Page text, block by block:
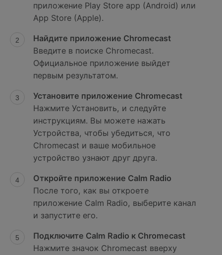
приложение Play Store app (Android) или
App Store (Apple).
Найдите приложение Chromecast
Введите в поиске Chromecast.
Официальное приложение выйдет
первым результатом.
Установите приложение Chromecast
Нажмите Установить, и следуйте
инструкциям. Вы можете нажать
Устройства, чтобы убедиться, что
Chromecast и ваше мобильное
устройство узнают друг друга.
Откройте приложение Calm Radio
После того, как вы откроете
приложение Calm Radio, выберите канал
и запустите его.
Подключите Calm Radio к Chromecast
Нажмите значок Chromecast вверху